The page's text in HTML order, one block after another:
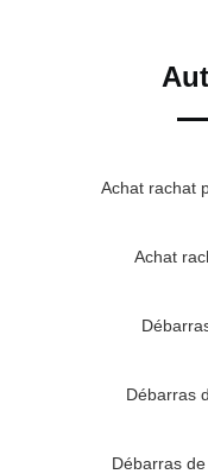
Achat rachat
Achat
Débarras
Débarras